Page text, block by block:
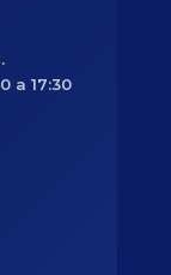
a 17:30